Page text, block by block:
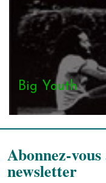
Big Youth
Abonnez-
newsletter